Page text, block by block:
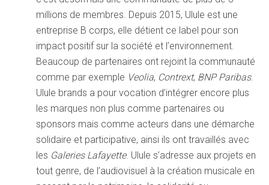
millions de membres. Depuis 2015, Ulule est une
entreprise B corps, elle détient ce label pour son
impact positif sur la société et l’environnement.
Beaucoup de partenaires ont rejoint la communauté
comme par exemple Veolia, Contrext, BNP Paribas.
Ulule brands a pour vocation d’intégrer encore plus
les marques non plus comme partenaires ou
sponsors mais comme acteurs dans une démarche
solidaire et participative, ainsi ils ont travaillés avec
les Galeries Lafayette. Ulule s’adresse aux projets en
tout genre, de l’audiovisuel à la création musicale en